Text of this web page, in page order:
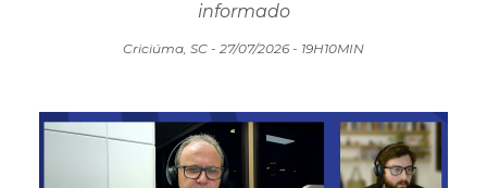
Idoso foi resgatado pelos bombeiros e
encaminhado ao hospital; estado de saúde não foi
Criciúma, SC - 27/07/2026 - 19H10MIN